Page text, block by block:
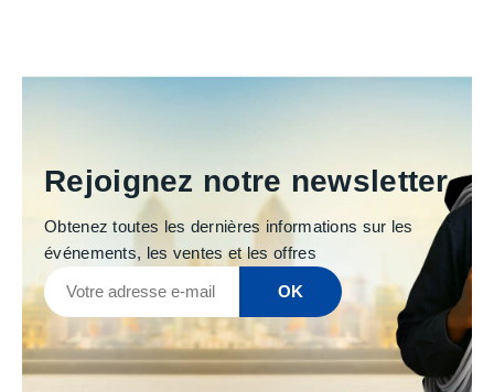
Rejoignez notre newsletter
Obtenez toutes les dernières informations sur les
événements, les ventes et les offres